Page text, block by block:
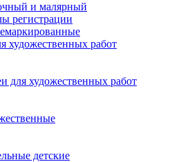
и малярный
регистрации
художественных работ
для художественных работ
детские